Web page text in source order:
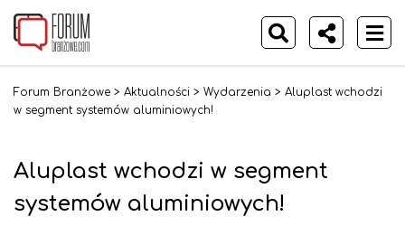
Forum Branżowe > Aktualności > Wydarzenia > Aluplast wchodzi
w segment systemów aluminiowych!
Aluplast wchodzi w segment
systemów aluminiowych!